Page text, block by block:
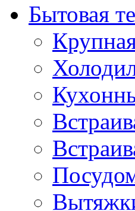
Бытовая